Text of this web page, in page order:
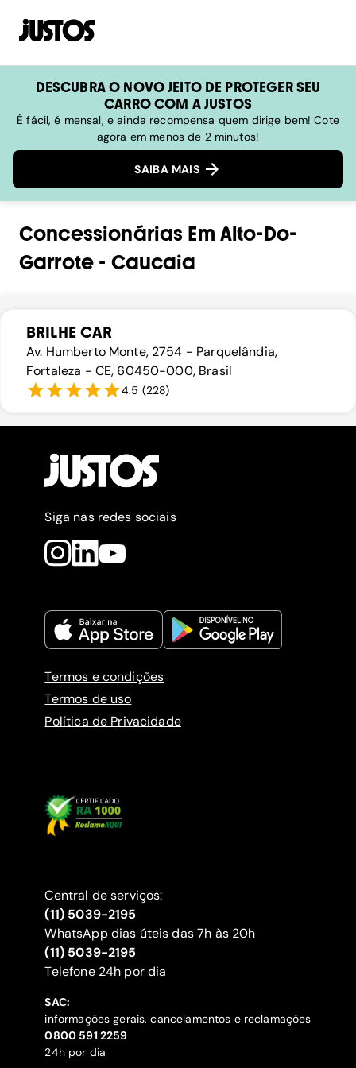
DESCUBRA O NOVO JEITO DE PROTEGER SEU
CARRO COM A JUSTOS
É fácil, é mensal, e ainda recompensa quem dirige bem! Cote
agora em menos de 2 minutos!
SAIBA MAIS
Concessionárias Em Alto-Do-
Garrote - Caucaia
BRILHE CAR
Av. Humberto Monte, 2754 - Parquelândia,
Fortaleza - CE, 60450-000, Brasil
4.5 (228)
Siga nas redes sociais
Termos e condições
Termos de uso
Política de Privacidade
Central de serviços:
(11) 5039-2195
WhatsApp dias úteis das 7h às 20h
(11) 5039-2195
‍Telefone 24h por dia
SAC:
informações gerais, cancelamentos e reclamações
‍0800 591 2259
24h por dia